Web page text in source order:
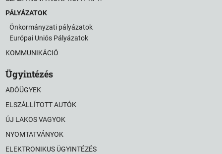
PÁLYÁZATOK
Önkormányzati pályázatok
Európai Uniós Pályázatok
KOMMUNIKÁCIÓ
Ügyintézés
ADÓÜGYEK
ELSZÁLLÍTOTT AUTÓK
ÚJ LAKOS VAGYOK
NYOMTATVÁNYOK
ELEKTRONIKUS ÜGYINTÉZÉS